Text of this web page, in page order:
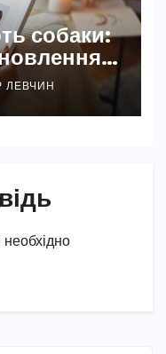
собаки:
ЛЕВЧИН